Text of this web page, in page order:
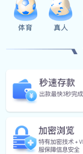
1、迎国旗，奏国歌